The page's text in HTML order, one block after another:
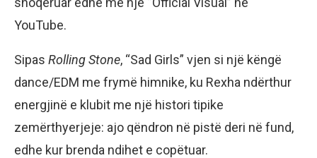
YouTube.
Sipas Rolling Stone, “Sad Girls” vjen si një këngë
dance/EDM me frymë himnike, ku Rexha ndërthur
energjinë e klubit me një histori tipike
zemërthyerjeje: ajo qëndron në pistë deri në fund,
edhe kur brenda ndihet e copëtuar.